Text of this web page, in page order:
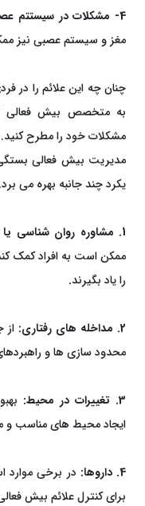
4- مشکلات در سیستتم عصبی:
مغز و سیستم عصبی نیز
چنان چه این علائم را در
به متخصص بیش فعالی
مشکلات خود را مطرح کنید.
مدیریت بیش فعالی
یکرد چند جانبه بهره می
1. مشاوره روان شناسی یا روان پزشکی:
ممکن است به افراد کمک
را یاد بگیرند.
2. مداخله های رفتاری:
محدود سازی ها و
3. تغییرات در محیط:
ایجاد محیط های مناسب و
4. داروها:
در برخی موارد
برای کنترل علائم بیش